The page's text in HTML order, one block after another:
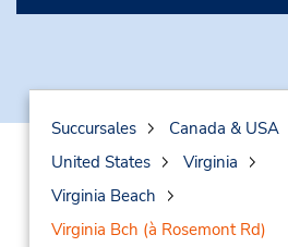
Succursales
Canada & USA
United States
Virginia
Virginia Beach
Virginia Bch (à Rosemont Rd)